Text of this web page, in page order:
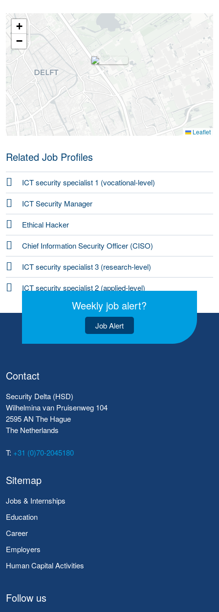
+
−
Leaflet
Related Job Profiles
ICT security specialist 1 (vocational-level)
ICT Security Manager
Ethical Hacker
Chief Information Security Officer (CISO)
ICT security specialist 3 (research-level)
ICT security specialist 2 (applied-level)
Weekly job alert?
Job Alert
Contact
Security Delta (HSD)
Wilhelmina van Pruisenweg 104
2595 AN The Hague
The Netherlands
T: +31 (0)70-2045180
Sitemap
Jobs & Internships
Education
Career
Employers
Human Capital Activities
Follow us